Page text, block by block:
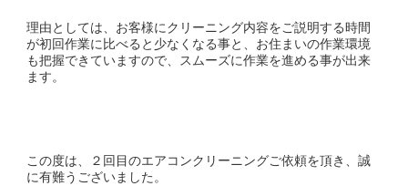
理由としては、お客様にクリーニング内容をご説明する時間
が初回作業に比べると少なくなる事と、お住まいの作業環境
も把握できていますので、スムーズに作業を進める事が出来
ます。
この度は、２回目のエアコンクリーニングご依頼を頂き、誠
に有難うございました。